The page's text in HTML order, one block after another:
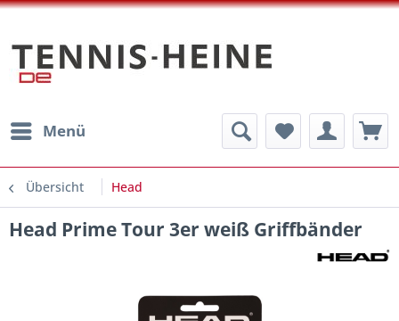
Menü
Übersicht Head
Head Prime Tour 3er weiß Griffbänder